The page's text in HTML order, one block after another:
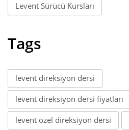
Levent Sürücü Kursları
Tags
levent direksiyon dersi
levent direksiyon dersi fiyatları
levent özel direksiyon dersi